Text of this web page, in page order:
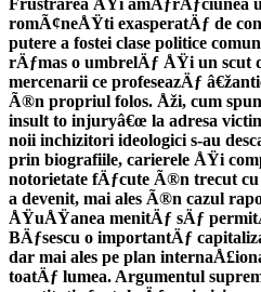
Frustrarea ÅŸi amÄƒrÄƒciunea
romÃ¢neÅŸti exasperatÄƒ de
putere a fostei clase politice
rÄƒmas o umbrelÄƒ ÅŸi un scut
mercenarii ce profeseazÄƒ
Ã®n propriul folos. Åži, cum
insult to injuryâ€œ la adresa
noii inchizitori ideologici s-au
prin biografiile, carierele ÅŸi
notorietate fÄƒcute Ã®n trecut
a devenit, mai ales Ã®n cazul
ÅŸuÅŸanea menitÄƒ sÄƒ
BÄƒsescu o importantÄƒ
dar mai ales pe plan
toatÄƒ lumea. Argumentul